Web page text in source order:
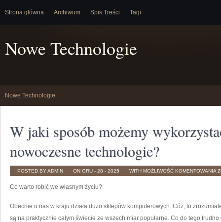
Strona główna Archiwum Spis Treści Tagi
Nowe Technologie
Nowe Technologie
W jaki sposób możemy
nowoczesne technologie?
POSTED BY ADMIN ON GRU - 28 - 2025 WITH MOŻLIWOŚĆ KOMENTOWANIA W
Co warto robić we własnym życiu?
Obecnie u nas w kraju działa dużo sklepów komputerowych. Cóż, to
są na praktycznie całym świecie ze wszech miar popularne. Co do tego